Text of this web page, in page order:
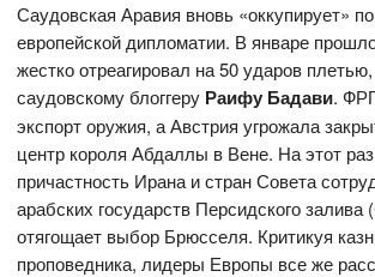
Саудовская Аравия вновь «оккупирует»
европейской дипломатии. В январе
жестко отреагировал на 50 ударов
саудовскому блоггеру Раифу Бадави.
экспорт оружия, а Австрия угрожала
центр короля Абдаллы в Вене. На этот
причастность Ирана и стран Совета
арабских государств Персидского
отягощает выбор Брюсселя. Критикуя
проповедника, лидеры Европы все же